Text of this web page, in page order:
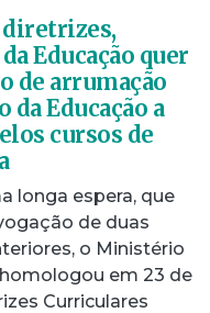
diretrizes,
Educação quer
de arrumação
da Educação a
cursos de
longa espera, que
de duas
o Ministério
em 23 de
Curriculares